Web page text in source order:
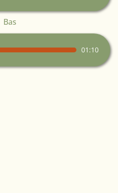
Bas
01:10